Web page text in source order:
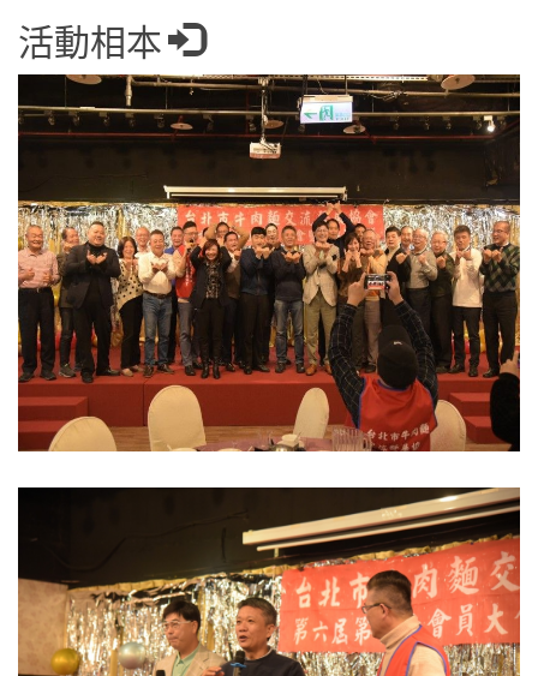
活動相本